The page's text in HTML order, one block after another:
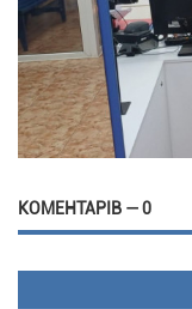
КОМЕНТАРІВ — 0